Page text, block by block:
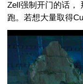
Zell强制开门的话，
跑。若想大量取得